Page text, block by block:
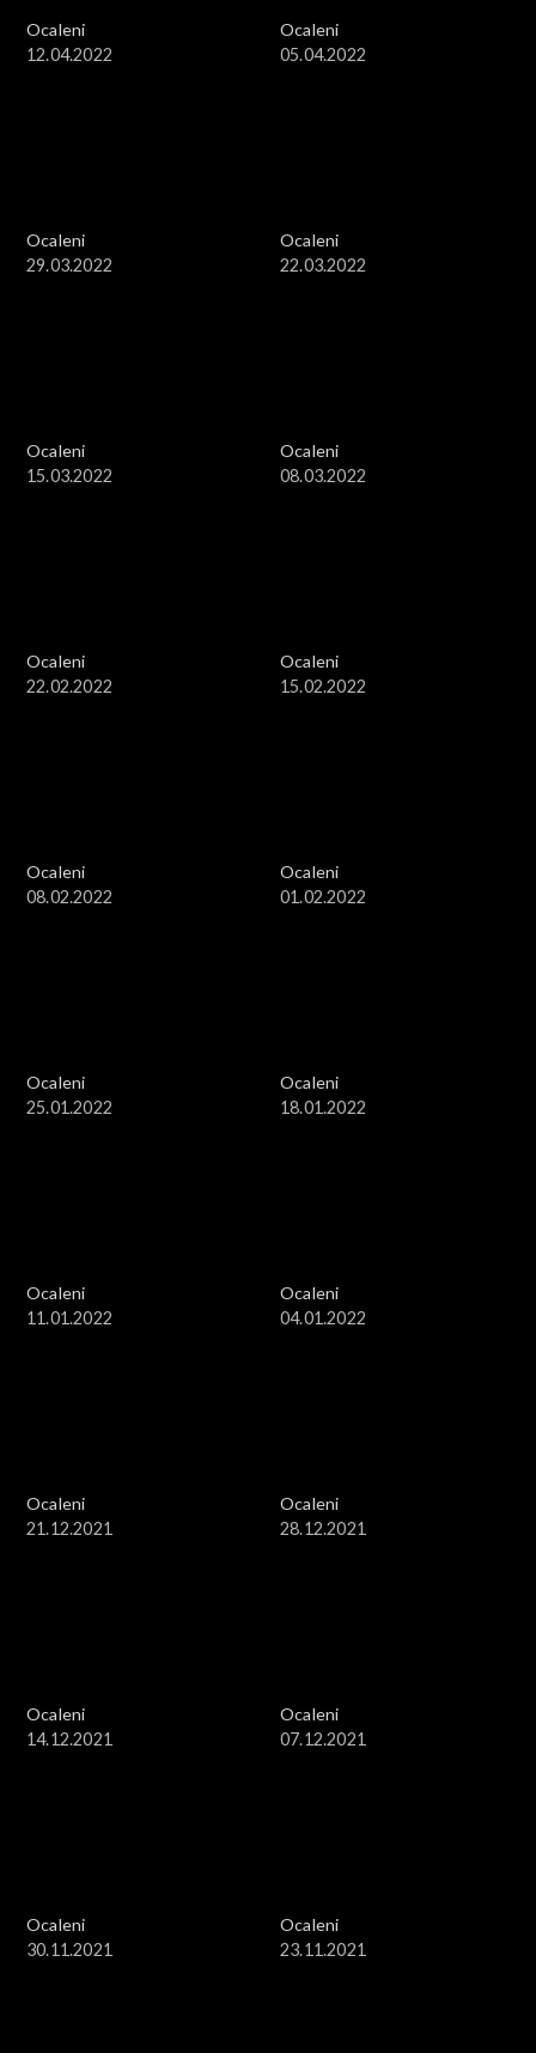
Ocaleni
12.04.2022
Ocaleni
05.04.2022
Ocaleni
29.03.2022
Ocaleni
22.03.2022
Ocaleni
15.03.2022
Ocaleni
08.03.2022
Ocaleni
22.02.2022
Ocaleni
15.02.2022
Ocaleni
08.02.2022
Ocaleni
01.02.2022
Ocaleni
25.01.2022
Ocaleni
18.01.2022
Ocaleni
11.01.2022
Ocaleni
04.01.2022
Ocaleni
21.12.2021
Ocaleni
28.12.2021
Ocaleni
14.12.2021
Ocaleni
07.12.2021
Ocaleni
30.11.2021
Ocaleni
23.11.2021